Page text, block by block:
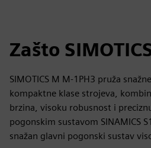
Zašto
SIMOTICS M M-1PH3 pruža
kompaktne klase strojeva,
brzina, visoku robusnost i
pogonskim sustavom SINAMICS
snažan glavni pogonski sustav